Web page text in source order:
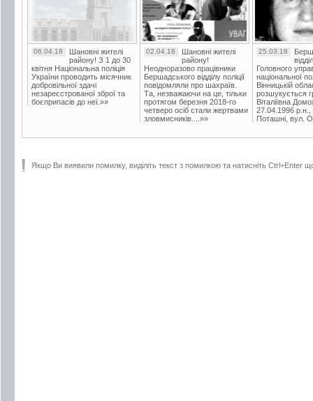
06.04.18
Шановні жителі
району! З 1 до 30
квітня Національна поліція
України проводить місячник
добровільної здачі
незареєстрованої зброї та
боєприпасів до неї.»»
02.04.18
Шановні жителі
району!
Неодноразово працівники
Бершадського відділу поліції
повідомляли про шахраїв.
Та, незважаючи на це, тільки
протягом березня 2018-го
четверо осіб стали жертвами
зловмисників....»»
25.03.18
Головного
національної
Вінницькій
розшукується
Віталіївна
27.04.1996 р.н.,
Поташні, вул.
Якщо Ви виявили помилку, виділіть текст з помилкою та натисніть Ctrl+Enter